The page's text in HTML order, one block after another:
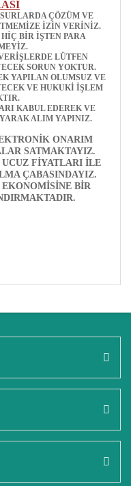
ÇÖZÜM VE
İZİN VERİNİZ.
BİR İŞTEN PARA
LÜTFEN
SORUN YOKTUR.
YAPILAN OLUMSUZ VE
VE HUKUKİ İŞLEM
KABUL EDEREK VE
ALIM YAPINIZ.
ONARIM
SATMAKTAYIZ.
UCUZ FİYATLARI İLE
ÇABASINDAYIZ.
BİR
noktaları öneri
bulunuyor.